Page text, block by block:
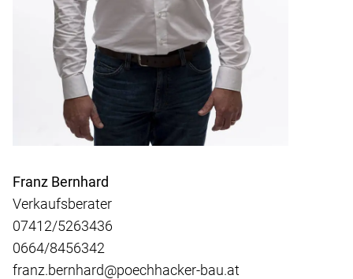
Franz Bernhard
Verkaufsberater
07412/5263436
0664/8456342
franz.bernhard@poechhacker-bau.at